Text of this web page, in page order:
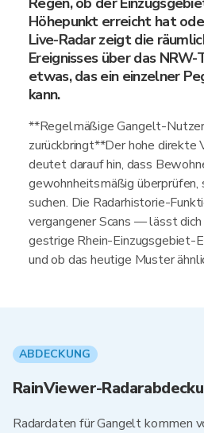
Höhepunkt erreicht hat
Live-Radar zeigt die
Ereignisses über das
etwas, das ein einzelner
kann.
**Regelmäßige Gangelt-
zurückbringt**Der hohe direkte
deutet darauf hin, dass
gewohnheitsmäßig
suchen. Die Radarhistorie-
vergangener Scans — lässt dich
gestrige Rhein-Einzugsgebiet-
und ob das heutige Muster
ABDECKUNG
RainViewer-
Radardaten für Gangelt kommen